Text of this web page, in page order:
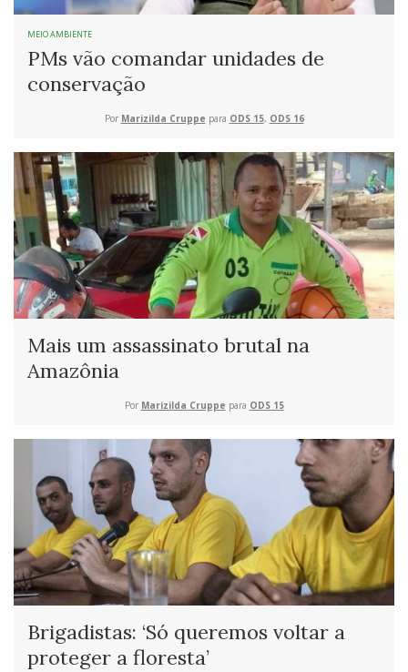
MEIO AMBIENTE
PMs vão comandar unidades de
conservação
Por Marizilda Cruppe para ODS 15, ODS 16
Mais um assassinato brutal na
Amazônia
Por Marizilda Cruppe para ODS 15
Brigadistas: ‘Só queremos voltar a
proteger a floresta’